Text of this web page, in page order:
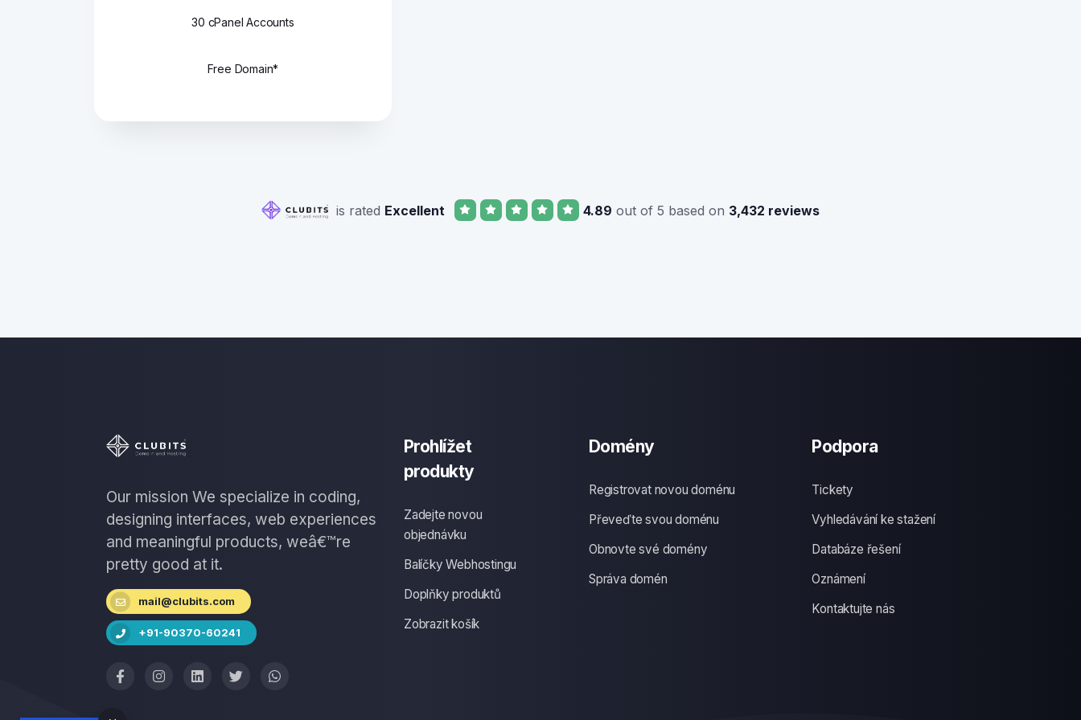
30 cPanel Accounts
Free Domain*
is rated Excellent 4.89 out of 5 based on 3,432 reviews
Our mission We specialize in coding,
designing interfaces, web experiences
and meaningful products, weâ€™re
pretty good at it.
mail@clubits.com
+91-90370-60241
Prohlížet
produkty
Zadejte novou
objednávku
Balíčky Webhostingu
Doplňky produktů
Zobrazit košík
Domény
Registrovat novou doménu
Převeďte svou doménu
Obnovte své domény
Správa domén
Podpora
Tickety
Vyhledávání ke stažení
Databáze řešení
Oznámení
Kontaktujte nás